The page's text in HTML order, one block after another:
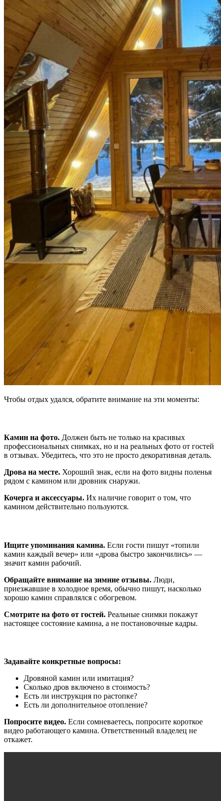
Чтобы отдых удался, обратите внимание на эти моменты:
Камин на фото. Должен быть не только на красивых
профессиональных снимках, но и на реальных фото от гостей
в отзывах. Убедитесь, что это не просто декоративная деталь.
Дрова на месте. Хороший знак, если на фото видны поленья
рядом с камином или дровник снаружи.
Кочерга и аксессуары. Их наличие говорит о том, что
камином действительно пользуются.
Ищите упоминания камина. Если гости пишут «топили
камин каждый вечер» или «дрова быстро закончились» —
значит камин рабочий.
Обращайте внимание на зимние отзывы. Люди,
приезжавшие в холодное время, обычно пишут, насколько
хорошо камин справлялся с обогревом.
Смотрите на фото от гостей. Реальные снимки покажут
настоящее состояние камина, а не постановочные кадры.
Задавайте конкретные вопросы:
Дровяной камин или имитация?
Сколько дров включено в стоимость?
Есть ли инструкция по растопке?
Есть ли дополнительное отопление?
Попросите видео. Если сомневаетесь, попросите короткое
видео работающего камина. Ответственный владелец не
откажет.